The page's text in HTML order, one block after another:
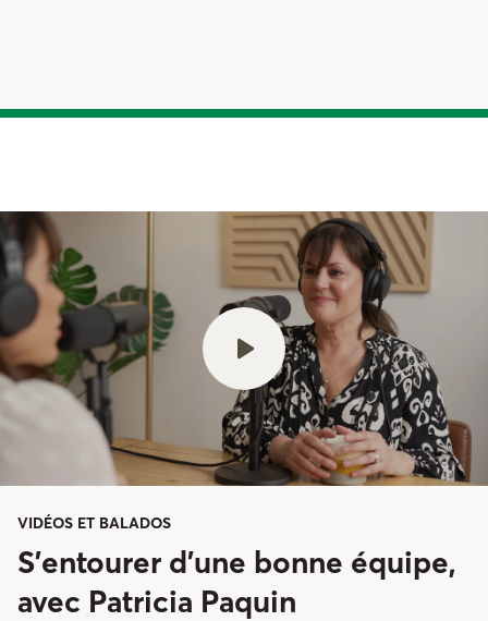
VIDÉOS ET BALADOS
S’entourer d’une bonne équipe,
avec Patricia Paquin